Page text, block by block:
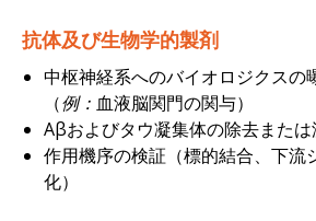
抗体及び生物学的製剤
中枢神経系へのバイオロジクスの
（例： 血液脳関門の関与）
Aβおよびタウ凝集体の除去また
作用機序の検証（標的結合、下流
化）